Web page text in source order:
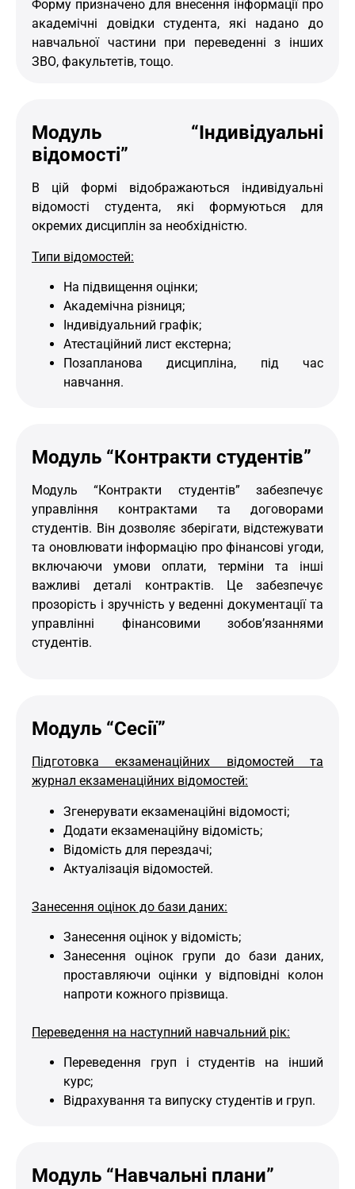
Форму призначено для внесення інформації про
академічні довідки студента, які надано до
навчальної частини при переведенні з інших
ЗВО, факультетів, тощо.
Модуль “Індивідуальні
відомості”
В цій формі відображаються індивідуальні
відомості студента, які формуються для
окремих дисциплін за необхідністю.
Типи відомостей:
На підвищення оцінки;
Академічна різниця;
Індивідуальний графік;
Атестаційний лист екстерна;
Позапланова дисципліна, під час
навчання.
Модуль “Контракти студентів”
Модуль “Контракти студентів” забезпечує
управління контрактами та договорами
студентів. Він дозволяє зберігати, відстежувати
та оновлювати інформацію про фінансові угоди,
включаючи умови оплати, терміни та інші
важливі деталі контрактів. Це забезпечує
прозорість і зручність у веденні документації та
управлінні фінансовими зобов’язаннями
студентів.
Модуль “Сесії”
Підготовка екзаменаційних відомостей та
журнал екзаменаційних відомостей:
Згенерувати екзаменаційні відомості;
Додати екзаменаційну відомість;
Відомість для перездачі;
Актуалізація відомостей.
Занесення оцінок до бази даних:
Занесення оцінок у відомість;
Занесення оцінок групи до бази даних,
проставляючи оцінки у відповідні колон
напроти кожного прізвища.
Переведення на наступний навчальний рік:
Переведення груп і студентів на інший
курс;
Відрахування та випуску студентів и груп.
Модуль “Навчальні плани”